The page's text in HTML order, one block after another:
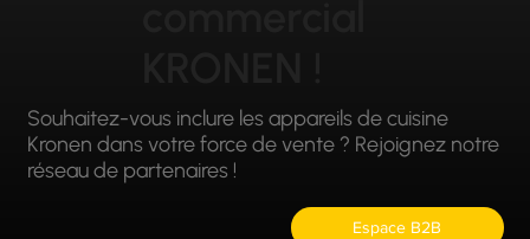
Souhaitez-vous inclure les appareils de cuisine
Kronen dans votre force de vente ? Rejoignez notre
réseau de partenaires !
Espace B2B